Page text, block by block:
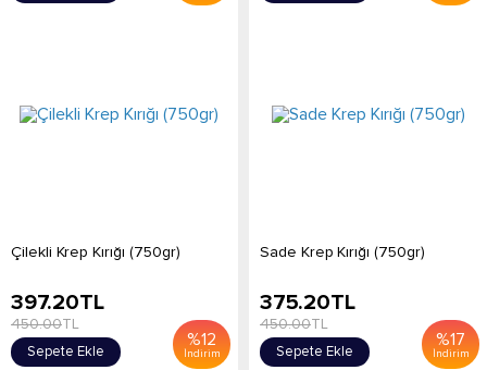
Çilekli Krep Kırığı (750gr)
%12
İndirim
397.20TL
450.00TL
Sepete Ekle
Sade Krep Kırığı (750gr)
%17
İndirim
375.20TL
450.00TL
Sepete Ekle